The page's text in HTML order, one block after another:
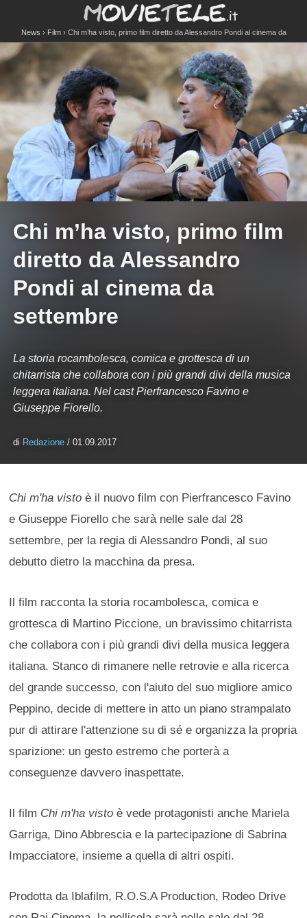
News Film
Chi m’ha visto, primo film diretto da Alessandro Pondi al cinema da
settembre
Chi m’ha visto, primo film
diretto da Alessandro
Pondi al cinema da
settembre
La storia rocambolesca, comica e grottesca di un
chitarrista che collabora con i più grandi divi della musica
leggera italiana. Nel cast Pierfrancesco Favino e
Giuseppe Fiorello.
di Redazione / 01.09.2017
Chi m'ha visto è il nuovo film con Pierfrancesco Favino
e Giuseppe Fiorello che sarà nelle sale dal 28
settembre, per la regia di Alessandro Pondi, al suo
debutto dietro la macchina da presa.
Il film racconta la storia rocambolesca, comica e
grottesca di Martino Piccione, un bravissimo chitarrista
che collabora con i più grandi divi della musica leggera
italiana. Stanco di rimanere nelle retrovie e alla ricerca
del grande successo, con l'aiuto del suo migliore amico
Peppino, decide di mettere in atto un piano strampalato
pur di attirare l'attenzione su di sé e organizza la propria
sparizione: un gesto estremo che porterà a
conseguenze davvero inaspettate.
Il film Chi m'ha visto è vede protagonisti anche Mariela
Garriga, Dino Abbrescia e la partecipazione di Sabrina
Impacciatore, insieme a quella di altri ospiti.
Prodotta da Iblafilm, R.O.S.A Production, Rodeo Drive